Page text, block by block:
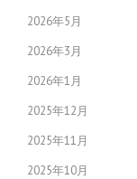
2026年5月
2026年3月
2026年1月
2025年12月
2025年11月
2025年10月